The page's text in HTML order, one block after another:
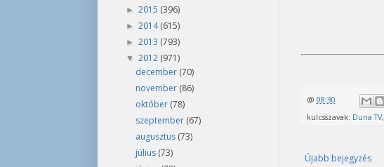
@ 08:30
kulcsszavak: Duna TV,
Újabb bejegyzés
► 2015 (396)
► 2014(615)
► 2013 (793)
▼ 2012 (971)
december (70)
november (86)
október (78)
szeptember (67)
augusztus (73)
július (73)